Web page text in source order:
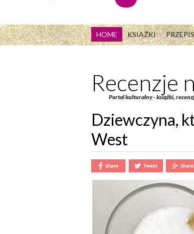
HOME KSIĄŻKI
Recenzje
Portal kulturalny - książki,
Dziewczyna,
West